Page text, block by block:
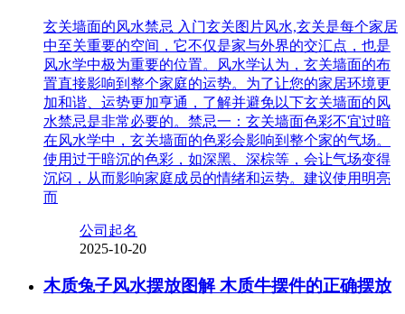
玄关墙面的风水禁忌 入门玄关图片风水,玄关是每个家居
中至关重要的空间，它不仅是家与外界的交汇点，也是
风水学中极为重要的位置。风水学认为，玄关墙面的布
置直接影响到整个家庭的运势。为了让您的家居环境更
加和谐、运势更加亨通，了解并避免以下玄关墙面的风
水禁忌是非常必要的。禁忌一：玄关墙面色彩不宜过暗
在风水学中，玄关墙面的色彩会影响到整个家的气场。
使用过于暗沉的色彩，如深黑、深棕等，会让气场变得
沉闷，从而影响家庭成员的情绪和运势。建议使用明亮
而
公司起名
2025-10-20
木质兔子风水摆放图解 木质牛摆件的正确摆放